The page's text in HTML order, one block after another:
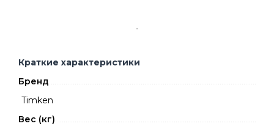
Краткие характеристики
Бренд
Timken
Вес (кг)